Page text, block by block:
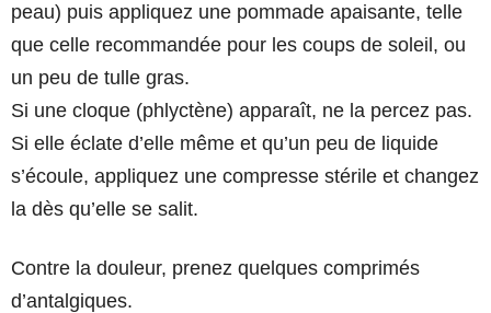
peau) puis appliquez une pommade apaisante, telle
que celle recommandée pour les coups de soleil, ou
un peu de tulle gras.
Si une cloque (phlyctène) apparaît, ne la percez pas.
Si elle éclate d’elle même et qu’un peu de liquide
s’écoule, appliquez une compresse stérile et changez
la dès qu’elle se salit.
Contre la douleur, prenez quelques comprimés
d’antalgiques.